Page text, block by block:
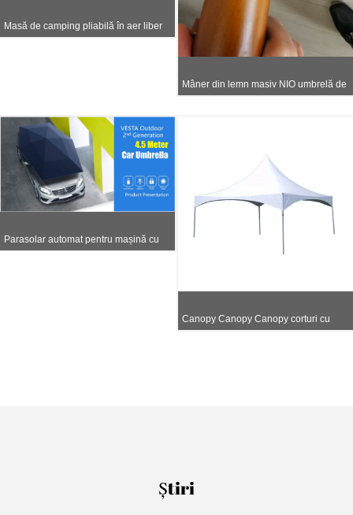
Masă de camping pliabilă în aer liber
Mâner din lemn masiv NIO umbrelă de
afaceri personalizată Umbrelă de golf
Parasolar automat pentru mașină cu
telecomandă electrică spate de
Canopy Canopy Canopy corturi cu
cadru ridicat de vârf 20'X20 '10x20
Știri